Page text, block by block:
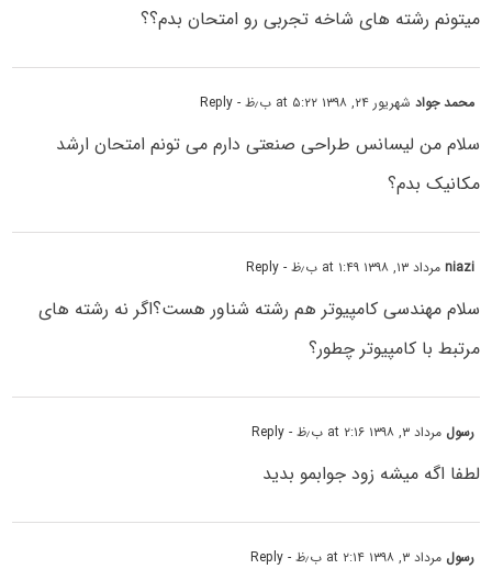
میتونم رشته های شاخه تجربی رو امتحان بدم؟؟
محمد جوادشهریور ۲۴, ۱۳۹۸ at ۵:۲۲ ب٫ظ - Reply
سلام من لیسانس طراحی صنعتی دارم می تونم امتحان ارشد
مکانیک بدم؟
niaziمرداد ۱۳, ۱۳۹۸ at ۱:۴۹ ب٫ظ - Reply
سلام مهندسی کامپیوتر هم رشته شناور هست؟اگر نه رشته های
مرتبط با کامپیوتر چطور؟
رسول مرداد ۳, ۱۳۹۸ at ۲:۱۶ ب٫ظ - Reply
لطفا اگه میشه زود جوابمو بدید
رسول مرداد ۳, ۱۳۹۸ at ۲:۱۴ ب٫ظ - Reply